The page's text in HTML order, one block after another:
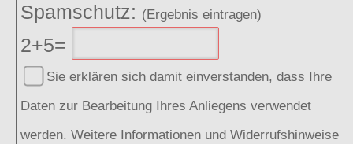
Spamschutz: (Ergebnis eintragen)
2+5=
Sie erklären sich damit einverstanden, dass Ihre
Daten zur Bearbeitung Ihres Anliegens verwendet
werden. Weitere Informationen und Widerrufshinweise